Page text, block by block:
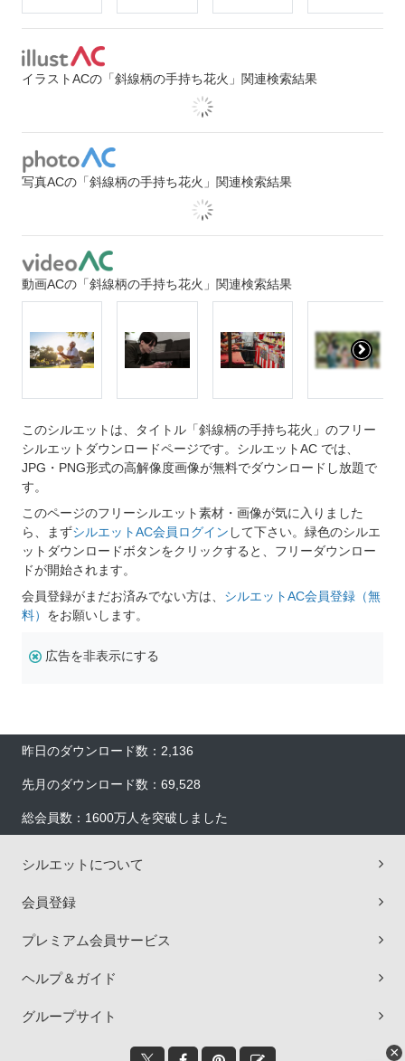
イラストACの「斜線柄の手持ち花火」関連検索結果
写真ACの「斜線柄の手持ち花火」関連検索結果
動画ACの「斜線柄の手持ち花火」関連検索結果
このシルエットは、タイトル「斜線柄の手持ち花火」のフリー
シルエットダウンロードページです。シルエットAC では、
JPG・PNG形式の高解像度画像が無料でダウンロードし放題で
す。
このページのフリーシルエット素材・画像が気に入りました
ら、まずシルエットAC会員ログイン して下さい。緑色のシルエ
ットダウンロードボタンをクリックすると、フリーダウンロー
ドが開始されます。
会員登録がまだお済みでない方は、 シルエットAC会員登録（無
料） をお願いします。
広告を非表示にする
昨日のダウンロード数：2,136
先月のダウンロード数：69,528
総会員数：1600万人を突破しました
シルエットについて
会員登録
プレミアム会員サービス
ヘルプ＆ガイド
グループサイト
×